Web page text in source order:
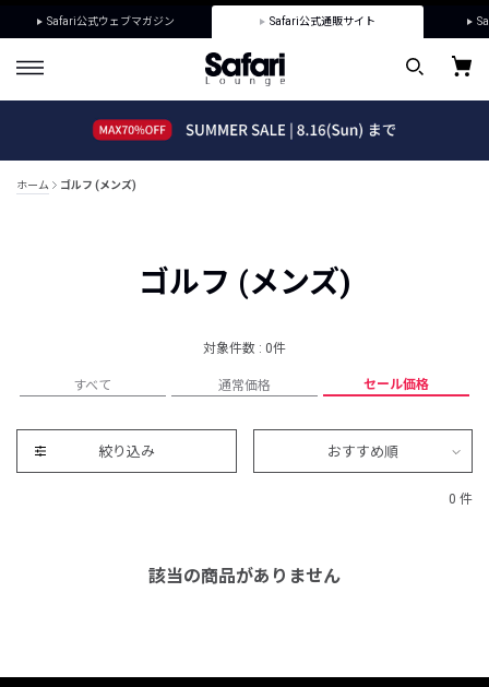
Safari公式ウェブマガジン Safari公式通販サイト
ホーム ゴルフ (メンズ)
ゴルフ (メンズ)
対象件数 : 0件
すべて 通常価格 セール価格
絞り込み おすすめ順
0 件
該当の商品がありません